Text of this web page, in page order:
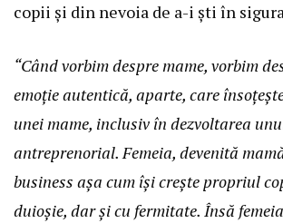
copii și din nevoia de a-i ști în
“Când vorbim despre mame, vorbim
emoție autentică, aparte, care
unei mame, inclusiv în dezvoltarea
antreprenorial. Femeia, devenită
business așa cum își crește propriul
duioșie, dar și cu fermitate. Însă